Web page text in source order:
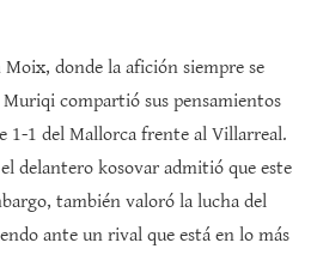
Moix, donde la afición siempre se
compartió sus pensamientos
1-1 del Mallorca frente al Villarreal.
delantero kosovar admitió que este
también valoró la lucha del
ante un rival que está en lo más